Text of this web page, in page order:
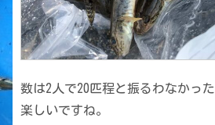
数は2人で20匹程と振るわなかっ
楽しいですね。